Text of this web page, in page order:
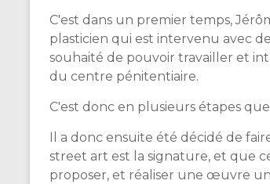
C'est dans un premier temps,
plasticien qui est intervenu avec
souhaité de pouvoir travailler et
du centre pénitentiaire.
C'est donc en plusieurs étapes
Il a donc ensuite été décidé de
street art est la signature, et que
proposer, et réaliser une œuvre